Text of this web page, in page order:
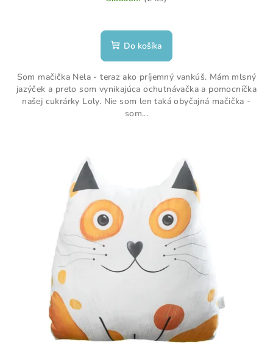
Do košíka
Som mačička Nela - teraz ako príjemný vankúš. Mám mlsný
jazýček a preto som vynikajúca ochutnávačka a pomocníčka
našej cukrárky Loly. Nie som len taká obyčajná mačička -
som...